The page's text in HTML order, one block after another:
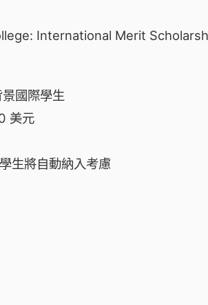
International Merit
國際學生
美元
生將自動納入考慮